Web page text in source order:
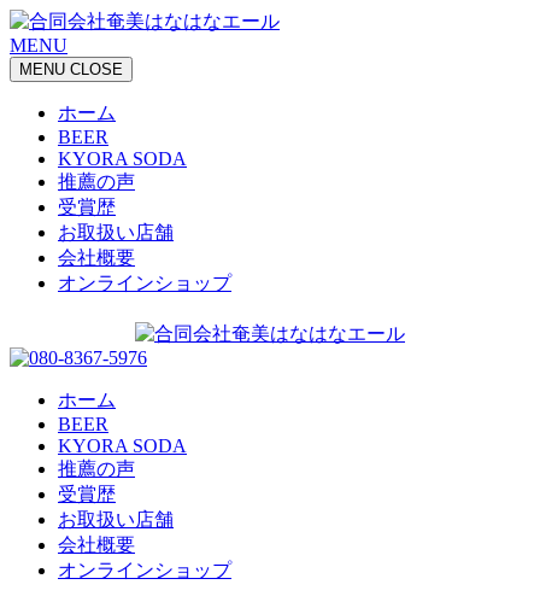
MENU
MENU CLOSE
ホーム
BEER
KYORA SODA
推薦の声
受賞歴
お取扱い店舗
会社概要
オンラインショップ
ホーム
BEER
KYORA SODA
推薦の声
受賞歴
お取扱い店舗
会社概要
オンラインショップ